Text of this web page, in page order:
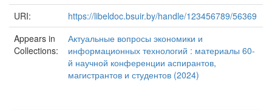
URI:
https://libeldoc.bsuir.by/handle/123456789/56369
Appears in
Collections:
Актуальные вопросы экономики и
информационных технологий : материалы 60-
й научной конференции аспирантов,
магистрантов и студентов (2024)